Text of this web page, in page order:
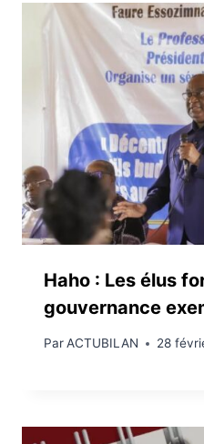
Haho : Les élus
gouvernance
ParACTUBILAN 28